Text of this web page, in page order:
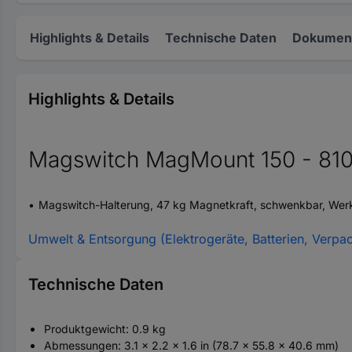
Highlights & Details Technische Daten
Highlights & Details
Magswitch MagMount 150 -
Magswitch-Halterung, 47 kg Magnetkraft, schwenkbar,
Umwelt & Entsorgung (Elektrogeräte, Batterien,
Technische Daten
Produktgewicht: 0.9 kg
Abmessungen: 3.1 x 2.2 x 1.6 in (78.7 x 55.8 x 40.6 mm)